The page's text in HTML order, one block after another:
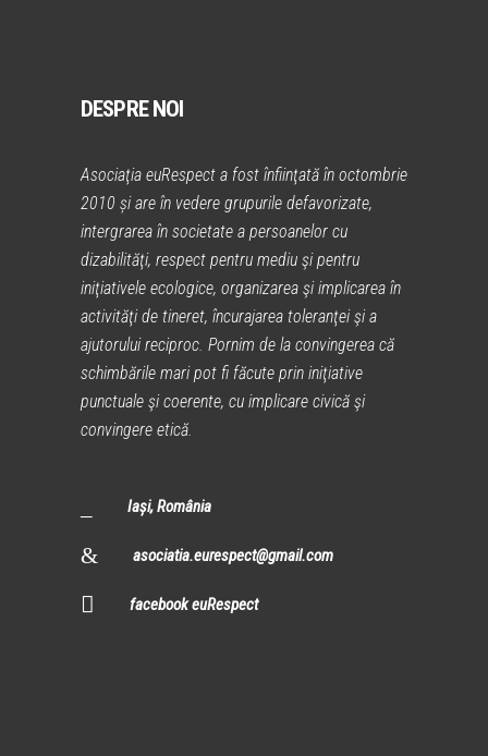
DESPRE NOI
Asociaţia euRespect a fost înfiinţată în octombrie
2010 și are în vedere grupurile defavorizate,
intergrarea în societate a persoanelor cu
dizabilităţi, respect pentru mediu şi pentru
iniţiativele ecologice, organizarea şi implicarea în
activităţi de tineret, încurajarea toleranţei şi a
ajutorului reciproc. Pornim de la convingerea că
schimbările mari pot fi făcute prin iniţiative
punctuale şi coerente, cu implicare civică şi
convingere etică.
Iași, România
asociatia.eurespect@gmail.com
facebook euRespect